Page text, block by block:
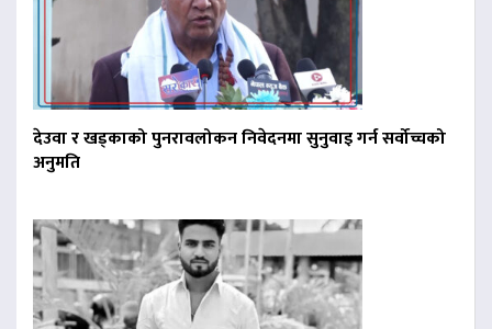
देउवा र खड्काको पुनरावलोकन निवेदनमा सुनुवाइ गर्न सर्वोच्चको
अनुमति